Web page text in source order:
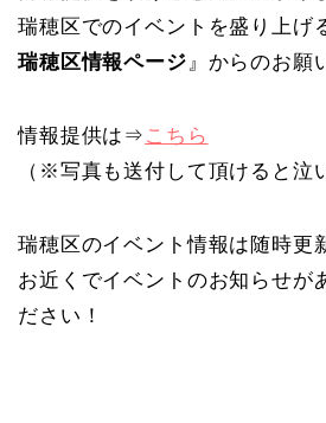
瑞穂区でのイベントを盛り上げ
瑞穂区情報ページ 』からのお願
情報提供は⇒ こちら
（※写真も送付して頂けると泣
瑞穂区のイベント情報は随時更
お近くでイベントのお知らせが
ださい！